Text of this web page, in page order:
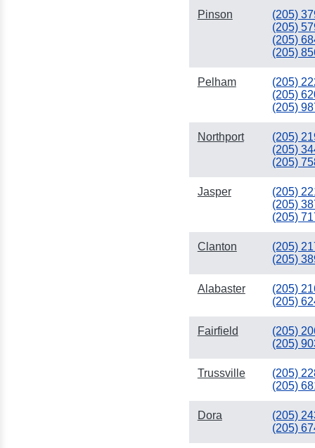
Pinson (205)
(205)
(205)
(205)
Pelham (205)
(205)
(205)
Northport (205)
(205)
(205)
Jasper (205)
(205)
(205)
Clanton (205)
(205)
Alabaster (205)
(205)
Fairfield (205)
(205)
Trussville (205)
(205)
Dora (205)
(205)